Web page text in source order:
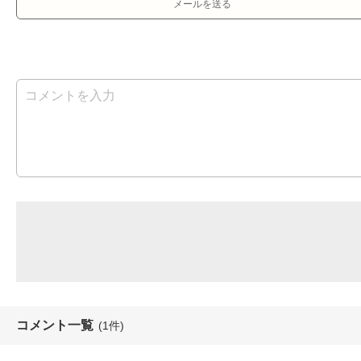
メールを送る
コメント一覧 (1件)